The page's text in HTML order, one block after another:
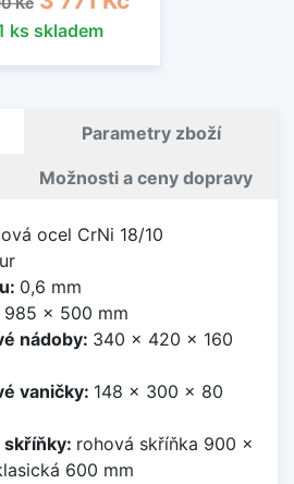
ks skladem
Parametry zboží
Možnosti a ceny dopravy
ocel CrNi 18/10
0,6 mm
985 x 500 mm
nádoby: 340 x 420 x 160
vaničky: 148 x 300 x 80
skříňky: rohová skříňka 900 x
600 mm